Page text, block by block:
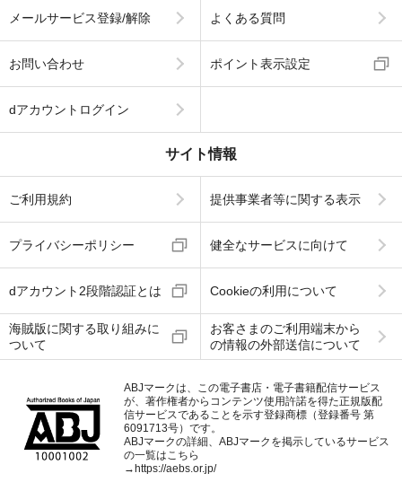
メールサービス登録/解除 よくある質問
お問い合わせ ポイント表示設定
dアカウントログイン
サイト情報
ご利用規約 提供事業者等に関する表示
プライバシーポリシー 健全なサービスに向けて
dアカウント2段階認証とは Cookieの利用について
海賊版に関する取り組みに
ついて
お客さまのご利用端末から
の情報の外部送信について
ABJマークは、この電子書店・電子書籍配信サービス
が、著作権者からコンテンツ使用許諾を得た正規版配
信サービスであることを示す登録商標（登録番号 第
6091713号）です。
ABJマークの詳細、ABJマークを掲示しているサービス
の一覧はこちら
→ https://aebs.or.jp/